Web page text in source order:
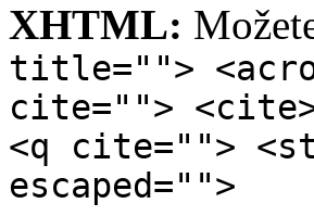
XHTML:
title="">
cite=""> <cite>
<q cite="">
escaped="">